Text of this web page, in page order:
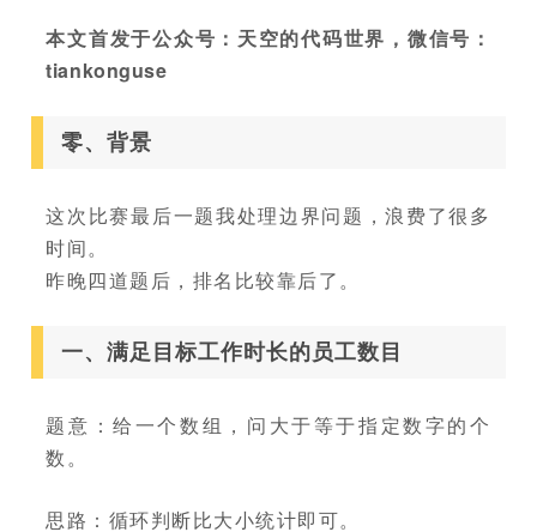
本文首发于公众号：天空的代码世界，微信号：
tiankonguse
零、背景
这次比赛最后一题我处理边界问题，浪费了很多
时间。
昨晚四道题后，排名比较靠后了。
一、满足目标工作时长的员工数目
题意：给一个数组，问大于等于指定数字的个
数。
思路：循环判断比大小统计即可。